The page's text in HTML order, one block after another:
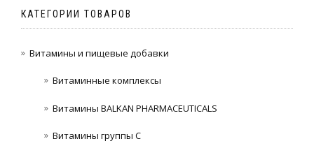
КАТЕГОРИИ ТОВАРОВ
Витамины и пищевые добавки
Витаминные комплексы
Витамины BALKAN PHARMACEUTICALS
Витамины группы C